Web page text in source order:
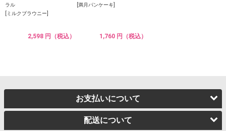
ラル
[ミルクブラウニー]
2,598 円（税込）
[満月パンケーキ]
1,760 円（税込）
お支払いについて
配送について